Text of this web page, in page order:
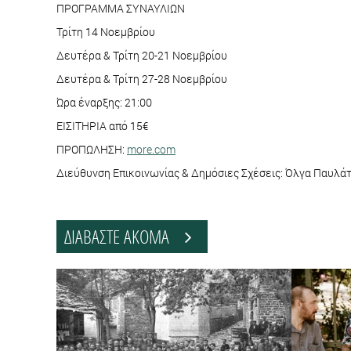
ΠΡΟΓΡΑΜΜΑ ΣΥΝΑΥΛΙΩΝ
Τρίτη 14 Νοεμβρίου
Δευτέρα & Τρίτη 20-21 Νοεμβρίου
Δευτέρα & Τρίτη 27-28 Νοεμβρίου
Ώρα έναρξης: 21:00
ΕΙΣΙΤΗΡΙΑ από 15€
ΠΡΟΠΩΛΗΣΗ: more.com
Διεύθυνση Επικοινωνίας & Δημόσιες Σχέσεις: Όλγα
ΔΙΑΒΑΣΤΕ ΑΚΟΜΑ